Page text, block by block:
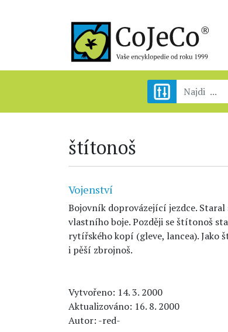
štítonoš
Vojenství
Bojovník doprovázející jezdce.
vlastního boje. Později se štítonoš
rytířského kopí (gleve, lancea). Jako
i pěší zbrojnoš.
Vytvořeno: 14. 3. 2000
Aktualizováno: 16. 8. 2000
Autor: -red-